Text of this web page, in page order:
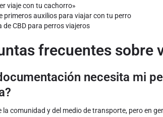
viaje con tu cachorro»
primeros auxilios para viajar con tu perro
de CBD para perros viajeros
frecuentes sobre
necesita mi
la comunidad y del medio de transporte, pero en